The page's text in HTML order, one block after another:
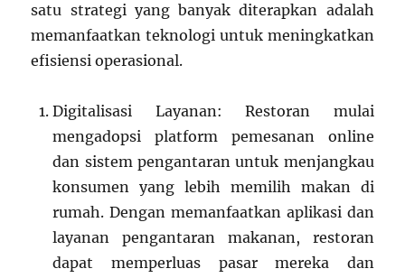
satu strategi yang banyak diterapkan adalah
memanfaatkan teknologi untuk meningkatkan
efisiensi operasional.
Digitalisasi Layanan: Restoran mulai
mengadopsi platform pemesanan online
dan sistem pengantaran untuk menjangkau
konsumen yang lebih memilih makan di
rumah. Dengan memanfaatkan aplikasi dan
layanan pengantaran makanan, restoran
dapat memperluas pasar mereka dan